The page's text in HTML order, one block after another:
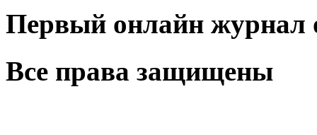
Первый онлайн журнал
Все права защищены